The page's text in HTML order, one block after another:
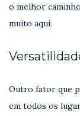
o melhor
muito aqui.
Outro fator que
em todos os